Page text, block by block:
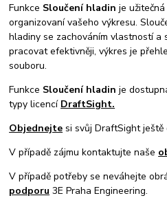
Funkce Sloučení hladin je
organizovaní vašeho výkresu.
hladiny se zachováním vlastností a
pracovat efektivněji, výkres je
souboru.
Funkce Sloučení hladin je
typy licencí DraftSight.
Objednejte si svůj DraftSight ještě
V případě zájmu kontaktujte naše
V případě potřeby se neváhejte
podporu 3E Praha Engineering.